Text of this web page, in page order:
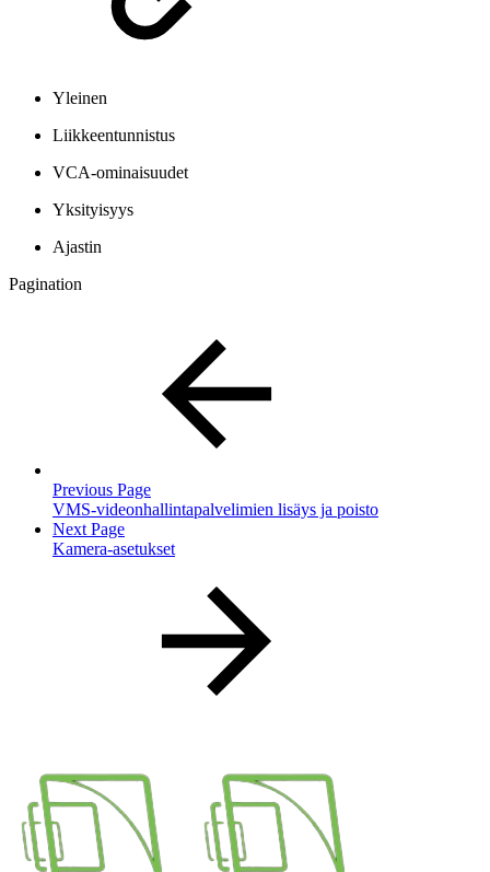
Yleinen
Liikkeentunnistus
VCA-ominaisuudet
Yksityisyys
Ajastin
Pagination
Previous Page
VMS-videonhallintapalvelimien lisäys ja poisto
Next Page
Kamera-asetukset